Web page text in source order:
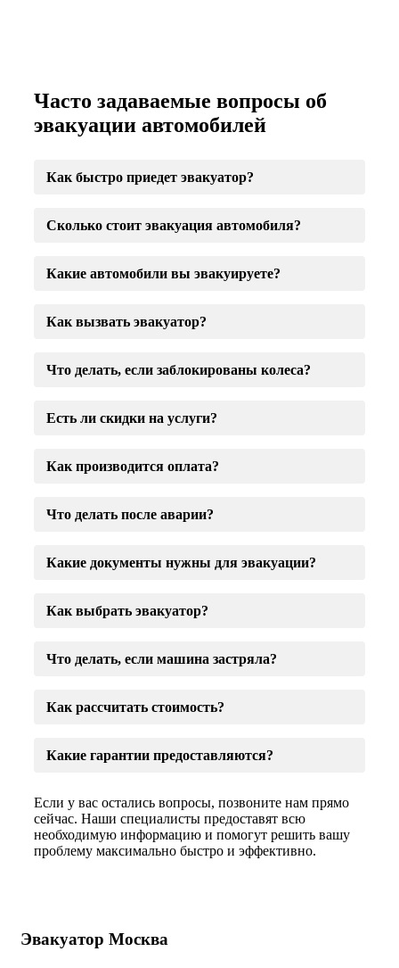
Часто задаваемые вопросы об
эвакуации автомобилей
Как быстро приедет эвакуатор?
Сколько стоит эвакуация автомобиля?
Какие автомобили вы эвакуируете?
Как вызвать эвакуатор?
Что делать, если заблокированы колеса?
Есть ли скидки на услуги?
Как производится оплата?
Что делать после аварии?
Какие документы нужны для эвакуации?
Как выбрать эвакуатор?
Что делать, если машина застряла?
Как рассчитать стоимость?
Какие гарантии предоставляются?
Если у вас остались вопросы, позвоните нам прямо
сейчас. Наши специалисты предоставят всю
необходимую информацию и помогут решить вашу
проблему максимально быстро и эффективно.
Эвакуатор Москва